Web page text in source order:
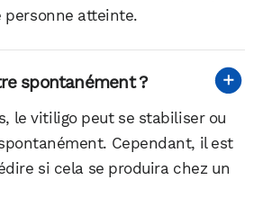
personne atteinte.
spontanément ?
le vitiligo peut se stabiliser ou
Cependant, il est
si cela se produira chez un